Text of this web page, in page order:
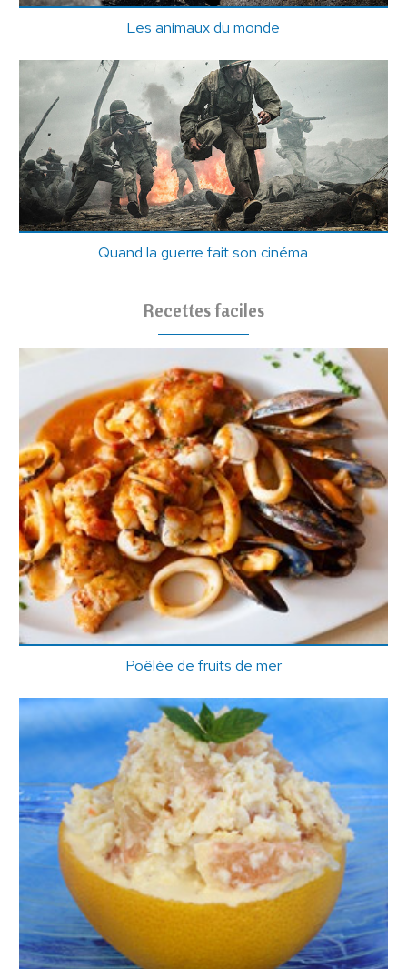
Les animaux du monde
Quand la guerre fait son cinéma
Recettes faciles
Poêlée de fruits de mer